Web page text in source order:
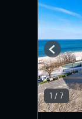
1 / 7
Previous